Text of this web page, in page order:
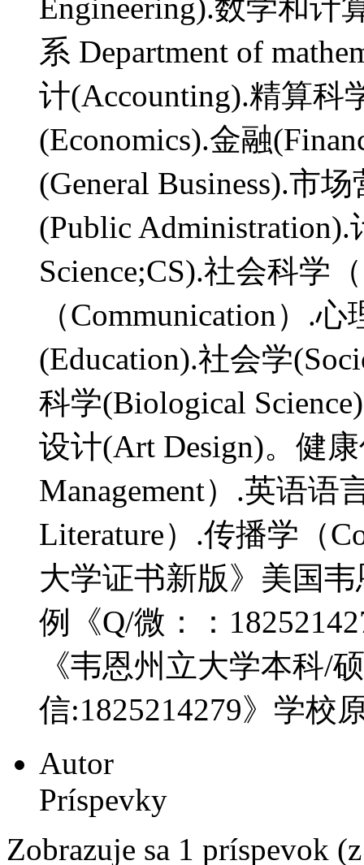
Engineering).数学和计
系 Department of
计(Accounting).精算科
(Economics).金融
(General Business).市
(Public
Science;CS).社会科学
（Communication）.
(Education).社会学
科学(Biological
设计(Art Design)。健
Management）.英语语
Literature）.传播学（
大学证书新版》美国
例《Q/微：：
《韦恩州立大学本科/
信:1825214279》学校
Autor
Príspevky
Zobrazuje sa 1 príspevok